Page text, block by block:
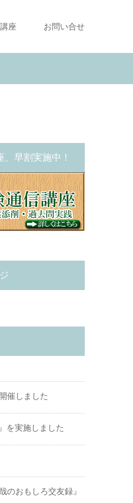
座 お問い合せ
早割実施中！
催しました
を実施しました
のおもしろ交友録』